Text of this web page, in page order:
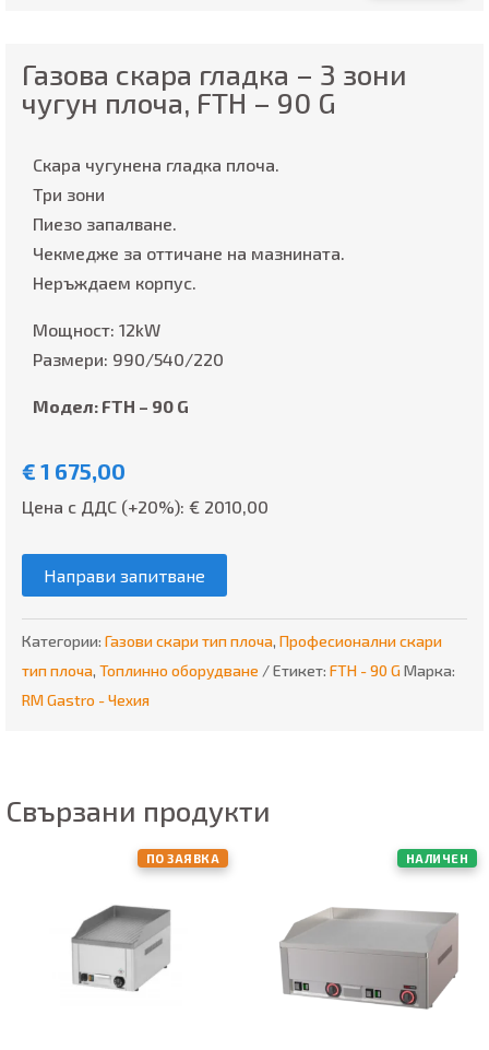
Газова скара гладка – 3 зони
чугун плоча, FTH – 90 G
Скара чугунена гладка плоча.
Три зони
Пиезо запалване.
Чекмедже за оттичане на мазнината.
Неръждаем корпус.
Мощност: 12kW
Размери: 990/540/220
Модел: FTH – 90 G
€ 1 675,00
Цена с ДДС (+20%): € 2010,00
Направи запитване
Категории: Газови скари тип плоча, Професионални скари
тип плоча, Топлинно оборудване Етикет: FTH - 90 GМарка:
RM Gastro - Чехия
Свързани продукти
ПО ЗАЯВКА НАЛИЧЕН